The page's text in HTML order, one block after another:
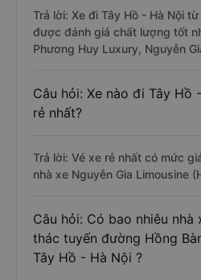
Trả lời: Xe đi Tây Hồ - Hà Nội
được đánh giá chất lượng tốt
Phương Huy Luxury, Nguyễn
Câu hỏi: Xe nào đi Tây Hồ
rẻ nhất?
Trả lời: Vé xe rẻ nhất có mức
nhà xe Nguyễn Gia Limousine
Câu hỏi: Có bao nhiêu nhà
thác tuyến đường Hồng
Tây Hồ - Hà Nội ?